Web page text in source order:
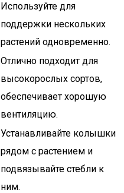
Используйте для
поддержки нескольких
растений одновременно.
Отлично подходит для
высокорослых сортов,
обеспечивает хорошую
вентиляцию.
Устанавливайте колышки
рядом с растением и
подвязывайте стебли к
ним.